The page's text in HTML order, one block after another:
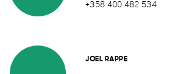
+358 400 482 534
JOEL RAPPE